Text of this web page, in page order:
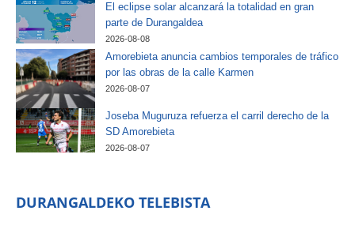
El eclipse solar alcanzará la totalidad en gran
parte de Durangaldea
2026-08-08
Amorebieta anuncia cambios temporales de tráfico
por las obras de la calle Karmen
2026-08-07
Joseba Muguruza refuerza el carril derecho de la
SD Amorebieta
2026-08-07
DURANGALDEKO TELEBISTA